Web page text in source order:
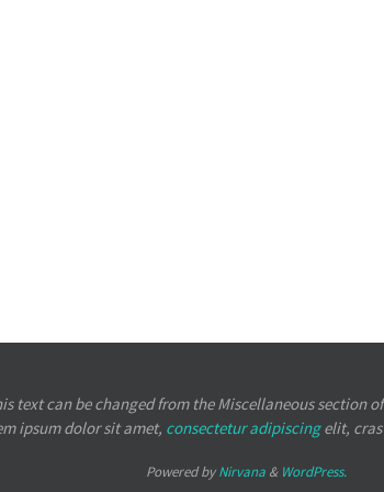
text can be changed from the Miscellaneous section
ipsumdolor sit amet, consectetur adipiscingelit, cras
Powered byNirvana& WordPress.